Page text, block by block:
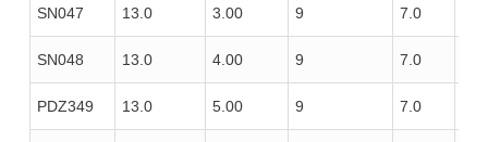
SN047 13.0 3.00 9 7.0
SN048 13.0 4.00 9 7.0
PDZ349 13.0 5.00 9 7.0